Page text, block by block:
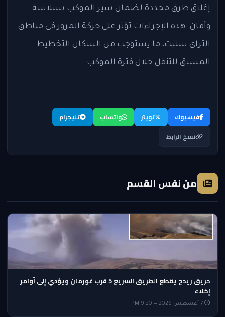
إغلاق طرق محددة لضمان سير الموكب بسلاسة
وأمان. هذه الإجراءات تؤثر على حركة المرور في مناطق
التراي ستيت، ما يستوجب من السكان التخطيط
المسبق للتنقل خلال فترة الموكب.
فيسبوك تويتر واتساب
تليجرام
نسخ الرابط
من نفس القسم
حريق ريدج يقطع الطريق السريع 5 قرب غورمان ويؤدي إلى أوامر
إخلاء